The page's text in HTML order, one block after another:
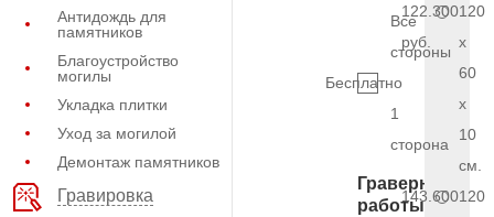
Антидождь для
памятников
Благоустройство
могилы
Укладка плитки
Уход за могилой
Демонтаж памятников
Гравировка
Все
стороны
Бесплатно
1
сторона
Граверные
работы
122.300
руб.
120
x
60
x
10
см.
143.600120